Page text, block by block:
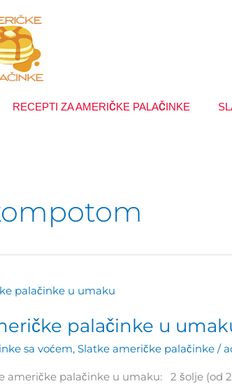
RECEPTI ZA AMERIČKE PALAČINKE
palačinke u
sa voćem, Slatke američke palačinke /
američke palačinke u umaku: 2 šolje (od